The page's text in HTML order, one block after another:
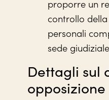
proporre un
controllo
personali
sede
Dettagli sul
opposizione